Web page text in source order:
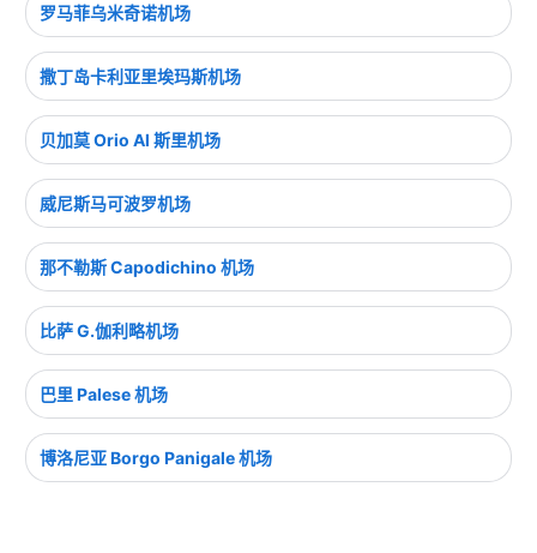
罗马菲乌米奇诺机场
撒丁岛卡利亚里埃玛斯机场
贝加莫 Orio Al 斯里机场
威尼斯马可波罗机场
那不勒斯 Capodichino 机场
比萨 G.伽利略机场
巴里 Palese 机场
博洛尼亚 Borgo Panigale 机场